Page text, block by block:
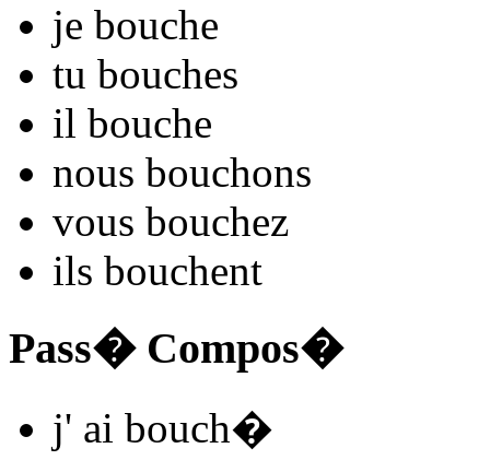
je bouche
tu bouches
il bouche
nous bouchons
vous bouchez
ils bouchent
Pass� Compos�
j' ai bouch�